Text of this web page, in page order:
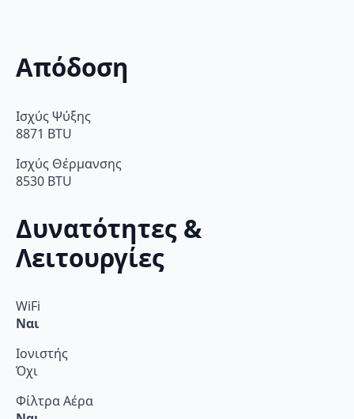
Απόδοση
Ισχύς Ψύξης
8871 BTU
Ισχύς Θέρμανσης
8530 BTU
Δυνατότητες &
Λειτουργίες
WiFi
Ναι
Ιονιστής
Όχι
Φίλτρα Αέρα